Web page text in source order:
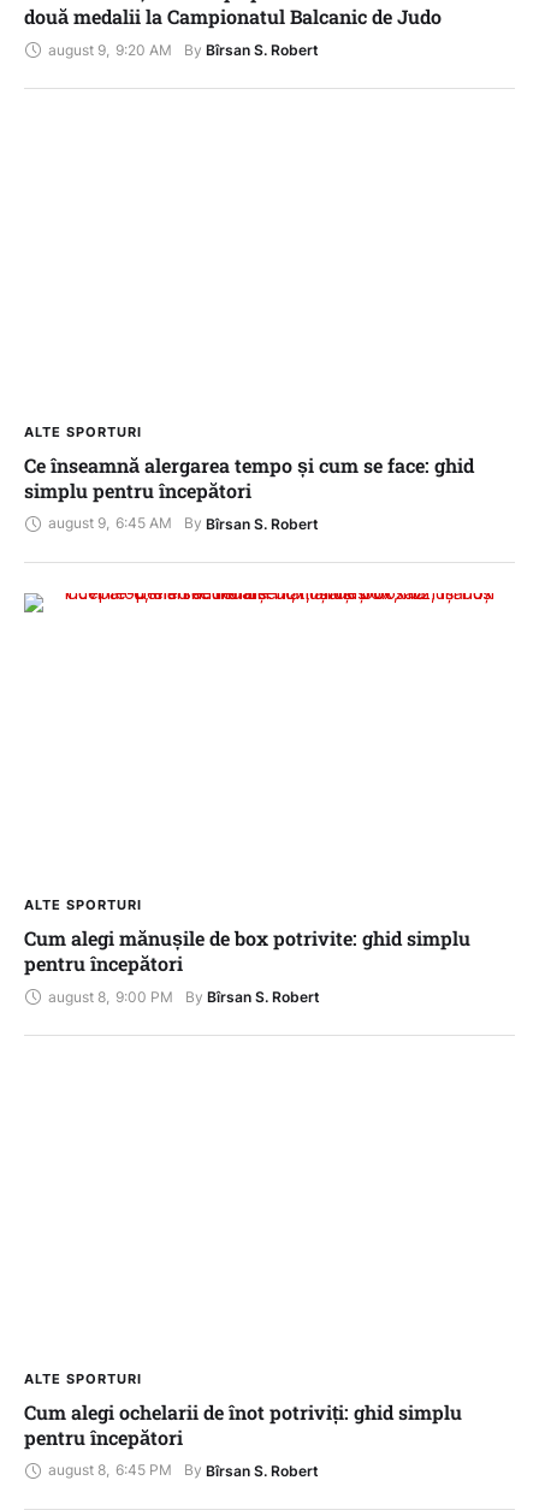
două medalii la Campionatul Balcanic de Judo
august 9 9:20 AM By Bîrsan S. Robert
ALTE SPORTURI
Ce înseamnă alergarea tempo și cum se face: ghid
simplu pentru începători
august 9, 6:45 AM By Bîrsan S. Robert
ALTE SPORTURI
Cum alegi mănușile de box potrivite: ghid simplu
pentru începători
august 8 9:00 PM By Bîrsan S. Robert
ALTE SPORTURI
Cum alegi ochelarii de înot potriviți: ghid simplu
pentru începători
august 8, 6:45 PM By Bîrsan S. Robert